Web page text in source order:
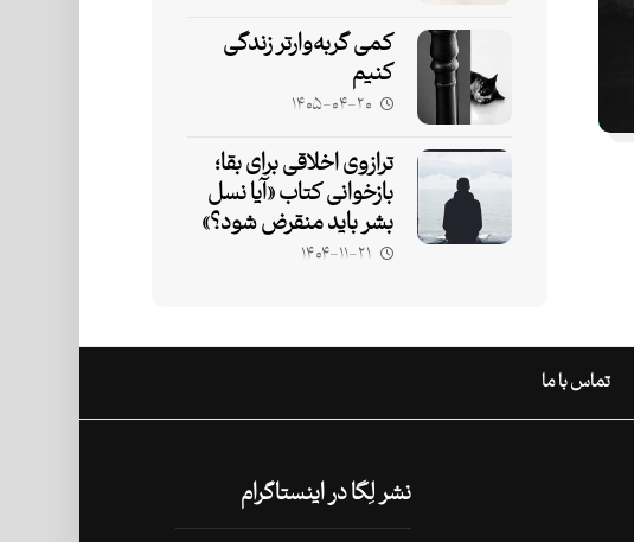
کمی گربه‌وارتر زندگی
کنیم
۱۴۰۵-۰۴-۲۰
ترازوی اخلاقی برای بقا؛
بازخوانی کتاب «آیا نسل
بشر باید منقرض شود؟»
۱۴۰۴-۱۱-۲۱
تماس با ما
نشر لِگا در اینستاگرام